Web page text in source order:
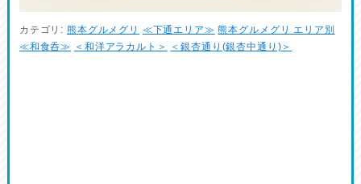
カテゴリ: 熊本グルメグリ ≪下通エリア≫ 熊本グルメグリ エリア別
≪和食呑≫
＜和洋アラカルト＞ ＜銀杏通り(銀杏中通り)＞